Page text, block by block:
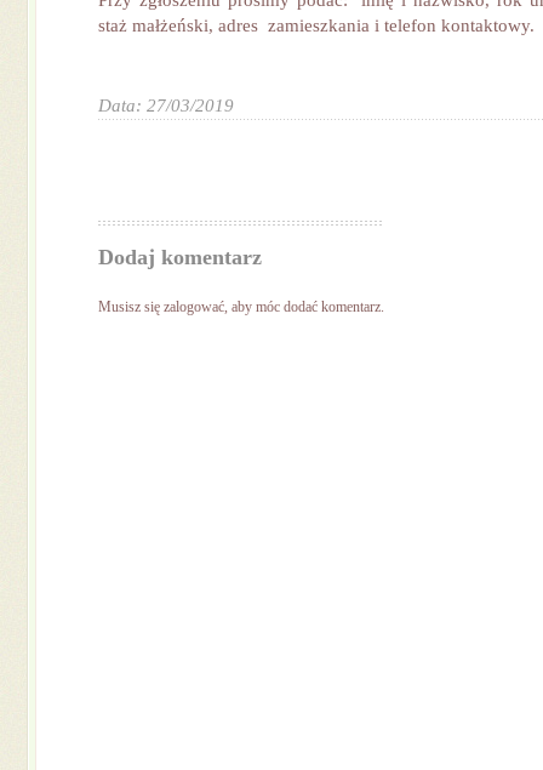
staż małżeński, adres zamieszkania i telefon kontaktowy.
Data: 27/03/2019
Dodaj komentarz
Musisz się zalogować , aby móc dodać komentarz.